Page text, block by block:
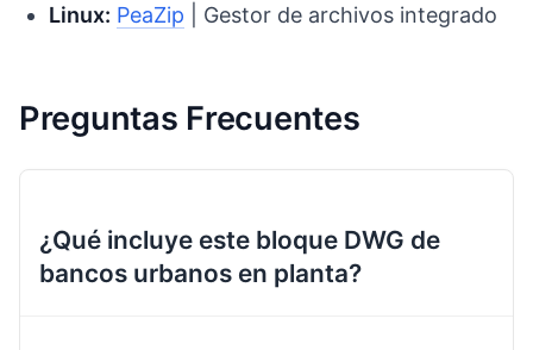
Linux: PeaZip | Gestor de archivos integrado
Preguntas Frecuentes
¿Qué incluye este bloque DWG de
bancos urbanos en planta?